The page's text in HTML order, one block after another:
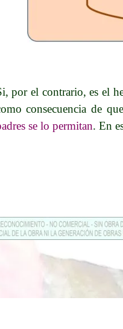
por el contrario, es el
consecuencia de
se lo permitan. En